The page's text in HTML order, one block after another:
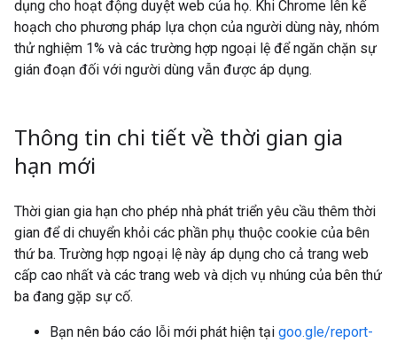
dụng cho hoạt động duyệt web của họ. Khi Chrome lên kế
hoạch cho phương pháp lựa chọn của người dùng này, nhóm
thử nghiệm 1% và các trường hợp ngoại lệ để ngăn chặn sự
gián đoạn đối với người dùng vẫn được áp dụng.
Thông tin chi tiết về thời gian gia
hạn mới
Thời gian gia hạn cho phép nhà phát triển yêu cầu thêm thời
gian để di chuyển khỏi các phần phụ thuộc cookie của bên
thứ ba. Trường hợp ngoại lệ này áp dụng cho cả trang web
cấp cao nhất và các trang web và dịch vụ nhúng của bên thứ
ba đang gặp sự cố.
Bạn nên báo cáo lỗi mới phát hiện tại goo.gle/report-